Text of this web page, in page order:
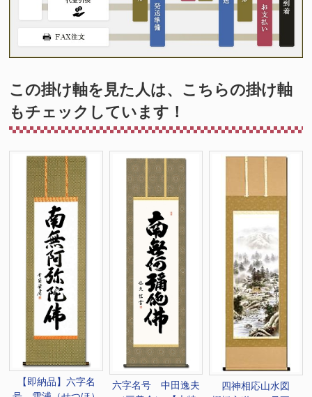
この掛け軸を見た人は、こちらの掛け軸
もチェックしています！
【即納品】六字名
六字名号 中田逸夫
四神相応山水図